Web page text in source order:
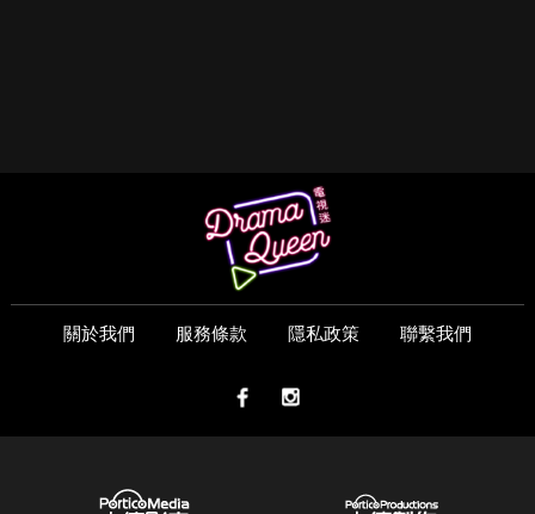
關於我們 服務條款 隱私政策 聯繫我們